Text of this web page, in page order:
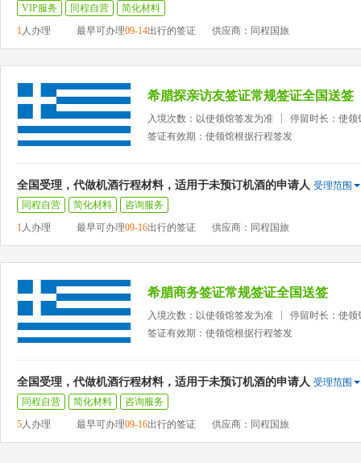
VIP服务 同程自营
简化材料
1人办理 最早可办理09-14出行的签证 供应商：同程国旅
希腊探亲访友签证常规签证全国送签
入境次数：以使领馆签发为准
停留时长：使领
签证有效期：使领馆根据行程签发
全国受理，代做机酒行程材料，适用于未预订机酒的申请人 受理范围
同程自营
简化材料
咨询服务
1人办理 最早可办理09-16出行的签证 供应商：同程国旅
希腊商务签证常规签证全国送签
入境次数：以使领馆签发为准
停留时长：使领
签证有效期：使领馆根据行程签发
全国受理，代做机酒行程材料，适用于未预订机酒的申请人 受理范围
同程自营
简化材料
咨询服务
5人办理 最早可办理09-16出行的签证 供应商：同程国旅